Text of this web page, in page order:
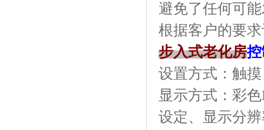
避免了任何可
根据客户的要
步入式老化房
设置方式：触
显示方式：彩
设定、显示分